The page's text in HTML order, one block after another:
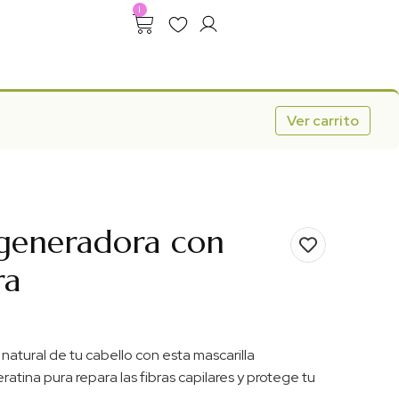
1
Ver carrito
Pura
con
de tu cabello con esta mascarilla
pura repara las fibras capilares y protege tu
Mascarilla